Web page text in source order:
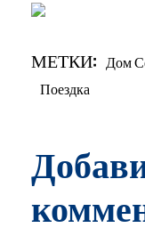
МЕТКИ: Дом
Поездка